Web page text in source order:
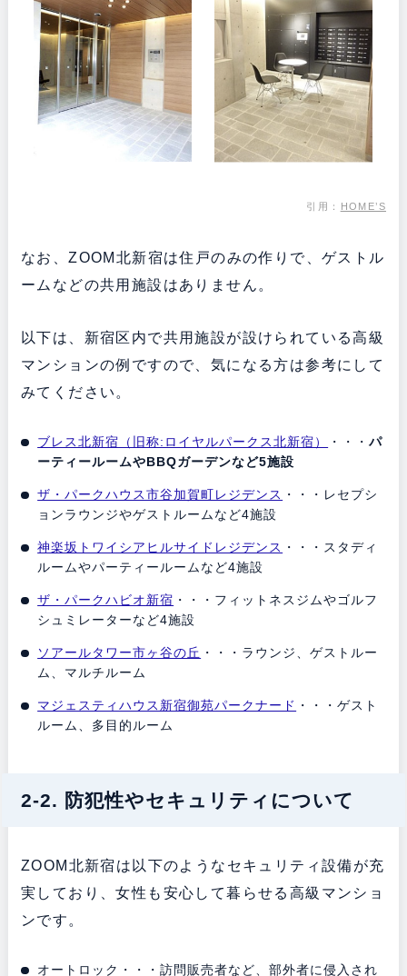
引用： HOME’S
なお、ZOOM北新宿は住戸のみの作りで、ゲストル
ームなどの共用施設はありません。
以下は、新宿区内で共用施設が設けられている高級
マンションの例ですので、気になる方は参考にして
みてください。
ブレス北新宿（旧称:ロイヤルパークス北新宿） ・・・パ
ーティールームやBBQガーデンなど5施設
ザ・パークハウス市谷加賀町レジデンス ・・・レセプシ
ョンラウンジやゲストルームなど4施設
神楽坂トワイシアヒルサイドレジデンス ・・・スタディ
ルームやパーティールームなど4施設
ザ・パークハビオ新宿 ・・・フィットネスジムやゴルフ
シュミレーターなど4施設
ソアールタワー市ヶ谷の丘 ・・・ラウンジ、ゲストルー
ム、マルチルーム
マジェスティハウス新宿御苑パークナード ・・・ゲスト
ルーム、多目的ルーム
2-2. 防犯性やセキュリティについて
ZOOM北新宿は以下のようなセキュリティ設備が充
実しており、女性も安心して暮らせる高級マンショ
ンです。
オートロック・・・訪問販売者など、部外者に侵入され